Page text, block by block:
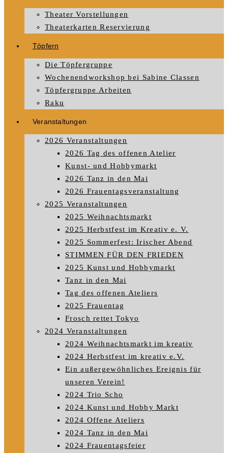
Theater Vorstellungen
Theaterkarten Reservierung
Töpfern
Die Töpfergruppe
Wochenendworkshop bei Sabine Classen
Töpfergruppe Arbeiten
Raku
Veranstaltungen
2026 Veranstaltungen
2026 Tag des offenen Atelier
Kunst- und Hobbymarkt
2026 Tanz in den Mai
2026 Frauentagsveranstaltung
2025 Veranstaltungen
2025 Weihnachtsmarkt
2025 Herbstfest im Kreativ e. V.
2025 Sommerfest: Irischer Abend
STIMMEN FÜR DEN FRIEDEN
2025 Kunst und Hobbymarkt
Tanz in den Mai
Tag des offenen Ateliers
2025 Frauentag
Frosch rettet Tokyo
2024 Veranstaltungen
2024 Weihnachtsmarkt im kreativ
2024 Herbstfest im kreativ e.V.
Ein außergewöhnliches Ereignis für
unseren Verein!
2024 Trio Scho
2024 Kunst und Hobby Markt
2024 Offene Ateliers
2024 Tanz in den Mai
2024 Frauentagsfeier